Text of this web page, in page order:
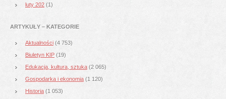
luty 202 (1)
ARTYKUŁY – KATEGORIE
Aktualności (4 753)
Biuletyn KIP (19)
Edukacja, kultura, sztuka (2 065)
Gospodarka i ekonomia (1 120)
Historia (1 053)